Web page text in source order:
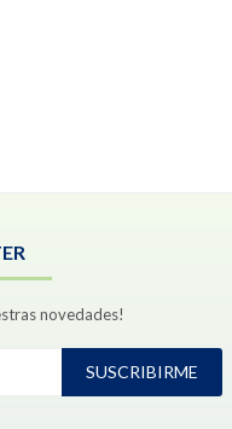
novedades!
SUSCRIBIRME